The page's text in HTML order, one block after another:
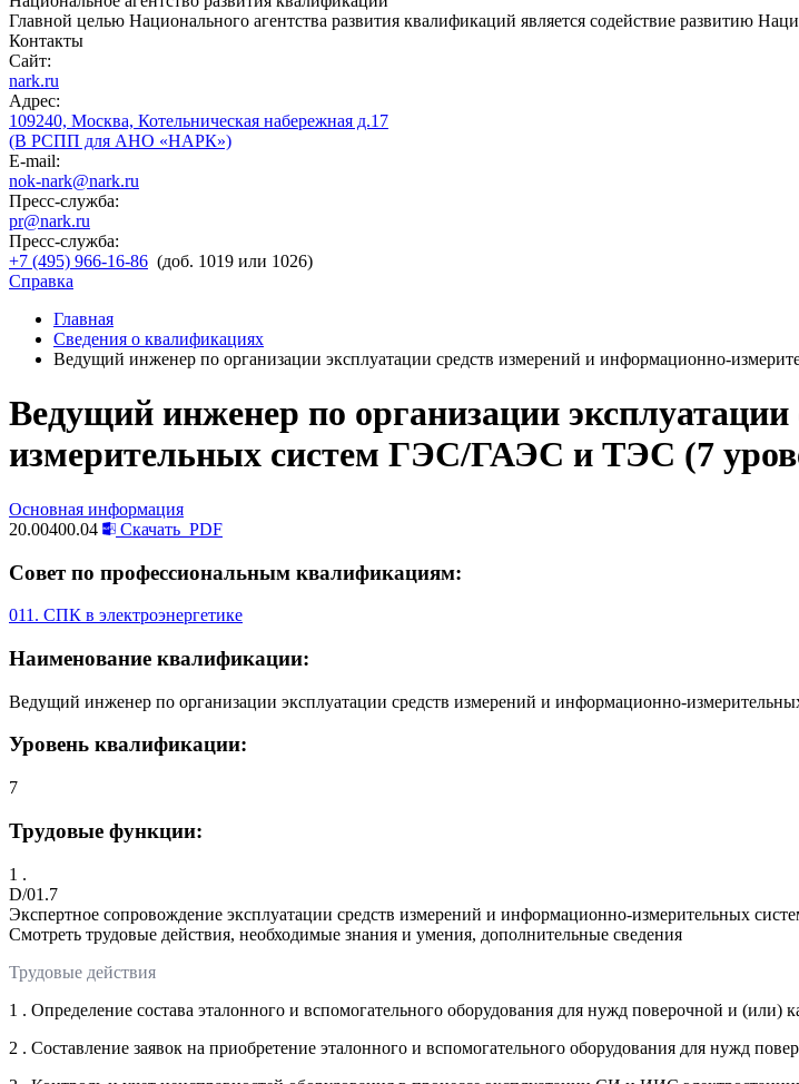
Главной целью Национального агентства развития квалификаций является содействие развитию
Контакты
Сайт:
nark.ru
Адрес:
109240, Москва, Котельническая набережная д.17
(В РСПП для АНО «НАРК»)
E-mail:
nok-nark@nark.ru
Пресс-служба:
pr@nark.ru
Пресс-служба:
+7 (495) 966-16-86 (доб. 1019 или 1026)
Справка
Главная
Сведения о квалификациях
Ведущий инженер по организации эксплуатации средств измерений и информационно-
Ведущий инженер по организации
измерительных систем ГЭС/ГАЭС и ТЭС (7
Основная информация
20.00400.04
Скачать PDF
Совет по профессиональным квалификациям:
011. СПК в электроэнергетике
Наименование квалификации:
Ведущий инженер по организации эксплуатации средств измерений и информационно-
Уровень квалификации:
7
Трудовые функции:
1 .
D/01.7
Экспертное сопровождение эксплуатации средств измерений и информационно-измерительных
Смотреть трудовые действия, необходимые знания и умения, дополнительные сведения
Трудовые действия
1 . Определение состава эталонного и вспомогательного оборудования для нужд поверочной и (или)
2 . Составление заявок на приобретение эталонного и вспомогательного оборудования для нужд